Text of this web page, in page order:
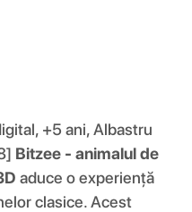
+5 ani, Albastru
Bitzee - animalul de
aduce o experiență
clasice. Acest